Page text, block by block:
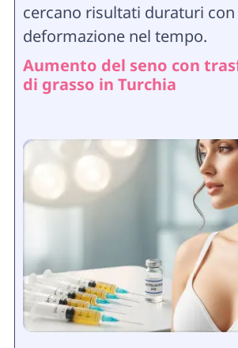
cercano risultati duraturi
deformazione nel tempo.
Aumento del seno con
di grasso in Turchia